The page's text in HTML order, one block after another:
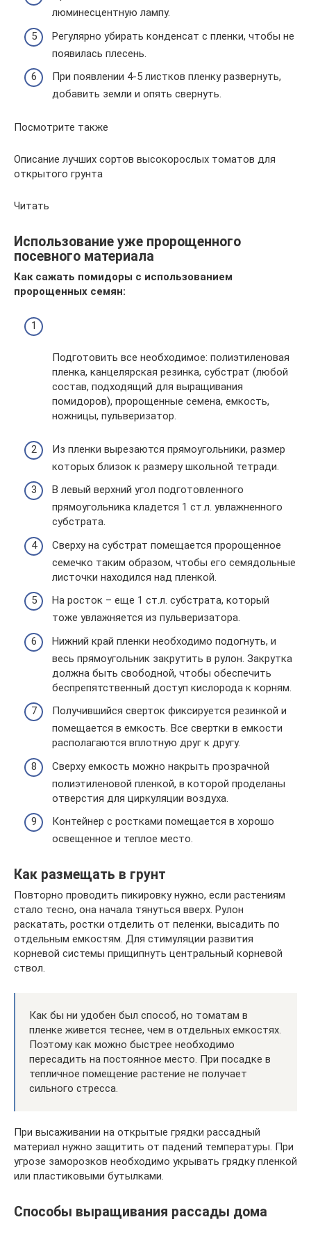
люминесцентную лампу.
Регулярно убирать конденсат с пленки, чтобы не
появилась плесень.
При появлении 4-5 листков пленку развернуть,
добавить земли и опять свернуть.
Посмотрите также
Описание лучших сортов высокорослых томатов для
открытого грунта
Читать
Использование уже пророщенного
посевного материала
Как сажать помидоры с использованием
пророщенных семян:
Подготовить все необходимое: полиэтиленовая
пленка, канцелярская резинка, субстрат (любой
состав, подходящий для выращивания
помидоров), пророщенные семена, емкость,
ножницы, пульверизатор.
Из пленки вырезаются прямоугольники, размер
которых близок к размеру школьной тетради.
В левый верхний угол подготовленного
прямоугольника кладется 1 ст.л. увлажненного
субстрата.
Сверху на субстрат помещается пророщенное
семечко таким образом, чтобы его семядольные
листочки находился над пленкой.
На росток – еще 1 ст.л. субстрата, который
тоже увлажняется из пульверизатора.
Нижний край пленки необходимо подогнуть, и
весь прямоугольник закрутить в рулон. Закрутка
должна быть свободной, чтобы обеспечить
беспрепятственный доступ кислорода к корням.
Получившийся сверток фиксируется резинкой и
помещается в емкость. Все свертки в емкости
располагаются вплотную друг к другу.
Сверху емкость можно накрыть прозрачной
полиэтиленовой пленкой, в которой проделаны
отверстия для циркуляции воздуха.
Контейнер с ростками помещается в хорошо
освещенное и теплое место.
Как размещать в грунт
Повторно проводить пикировку нужно, если растениям
стало тесно, она начала тянуться вверх. Рулон
раскатать, ростки отделить от пеленки, высадить по
отдельным емкостям. Для стимуляции развития
корневой системы прищипнуть центральный корневой
ствол.
Как бы ни удобен был способ, но томатам в
пленке живется теснее, чем в отдельных емкостях.
Поэтому как можно быстрее необходимо
пересадить на постоянное место. При посадке в
тепличное помещение растение не получает
сильного стресса.
При высаживании на открытые грядки рассадный
материал нужно защитить от падений температуры. При
угрозе заморозков необходимо укрывать грядку пленкой
или пластиковыми бутылками.
Способы выращивания рассады дома